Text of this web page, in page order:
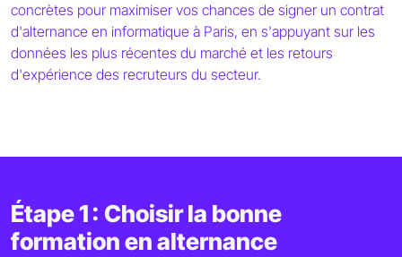
concrètes pour maximiser vos chances de signer un contrat
d'alternance en informatique à Paris, en s'appuyant sur les
données les plus récentes du marché et les retours
d'expérience des recruteurs du secteur.
Étape 1 : Choisir la bonne
formation en alternance